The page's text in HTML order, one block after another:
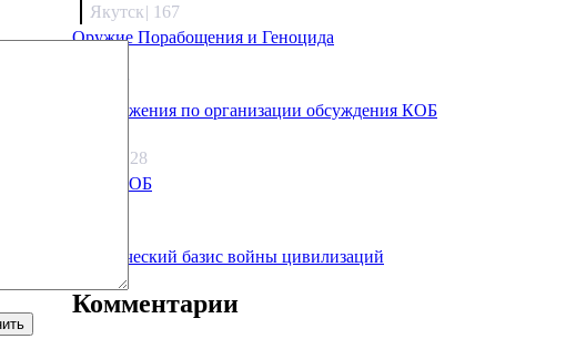
Якутск| 167
Оружие Порабощения и Геноцида
27.17
Предложения по организации обсуждения КОБ
5808.28
Что с КОБ
Генетический базис войны цивилизаций
Комментарии